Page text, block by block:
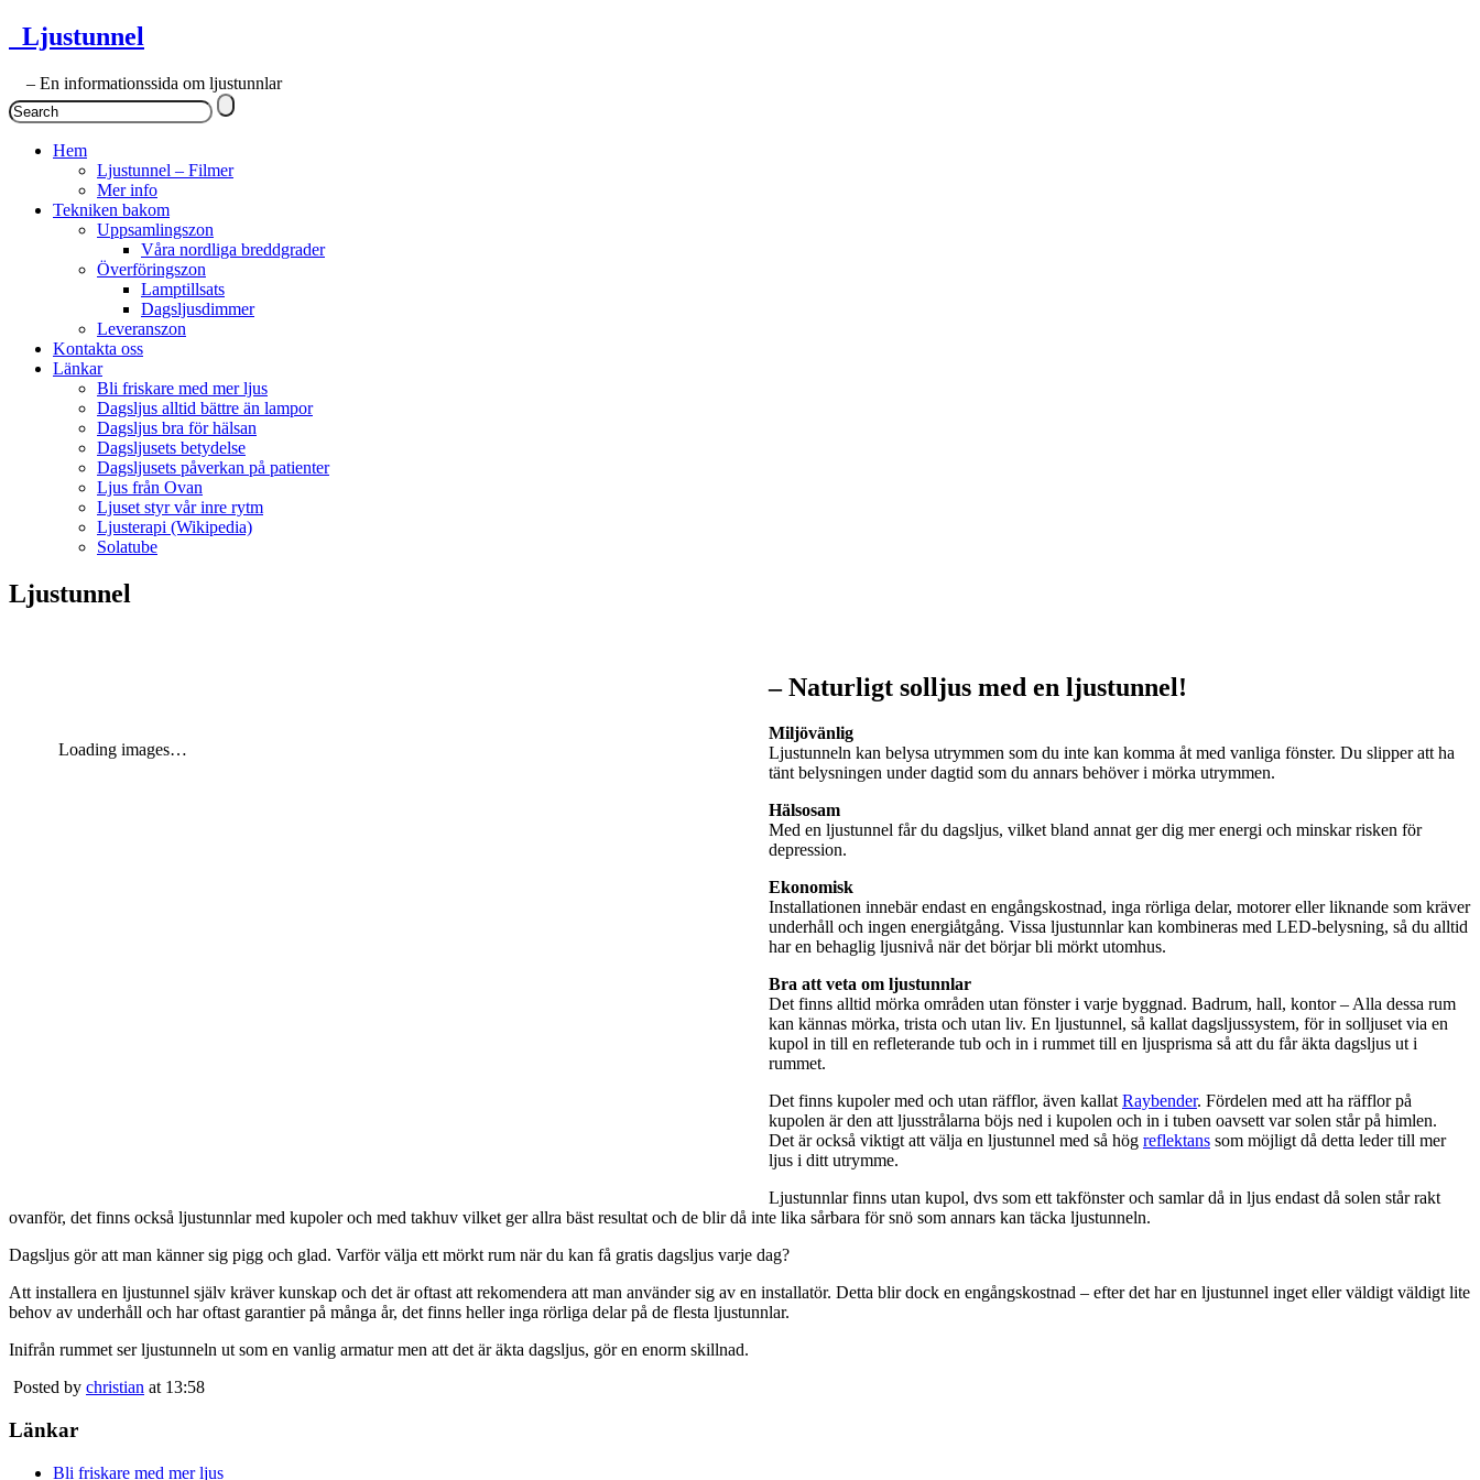
Ljustunnel
– En informationssida om ljustunnlar
Hem
Ljustunnel – Filmer
Mer info
Tekniken bakom
Uppsamlingszon
Våra nordliga breddgrader
Överföringszon
Lamptillsats
Dagsljusdimmer
Leveranszon
Kontakta oss
Länkar
Bli friskare med mer ljus
Dagsljus alltid bättre än lampor
Dagsljus bra för hälsan
Dagsljusets betydelse
Dagsljusets påverkan på patienter
Ljus från Ovan
Ljuset styr vår inre rytm
Ljusterapi (Wikipedia)
Solatube
Ljustunnel
Loading images…
– Naturligt solljus med en ljustunnel!
Miljövänlig
Ljustunneln kan belysa utrymmen som du inte kan komma åt med vanliga fönster. Du slipper att ha
tänt belysningen under dagtid som du annars behöver i mörka utrymmen.
Hälsosam
Med en ljustunnel får du dagsljus, vilket bland annat ger dig mer energi och minskar risken för
depression.
Ekonomisk
Installationen innebär endast en engångskostnad, inga rörliga delar, motorer eller liknande som kräver
underhåll och ingen energiåtgång. Vissa ljustunnlar kan kombineras med LED-belysning, så du alltid
har en behaglig ljusnivå när det börjar bli mörkt utomhus.
Bra att veta om ljustunnlar
Det finns alltid mörka områden utan fönster i varje byggnad. Badrum, hall, kontor – Alla dessa rum
kan kännas mörka, trista och utan liv. En ljustunnel, så kallat dagsljussystem, för in solljuset via en
kupol in till en refleterande tub och in i rummet till en ljusprisma så att du får äkta dagsljus ut i
rummet.
Det finns kupoler med och utan räfflor, även kallatRaybender. Fördelen med att ha räfflor på
kupolen är den att ljusstrålarna böjs ned i kupolen och in i tuben oavsett var solen står på himlen.
Det är också viktigt att välja en ljustunnel med så hög reflektans som möjligt då detta leder till mer
ljus i ditt utrymme.
Ljustunnlar finns utan kupol, dvs som ett takfönster och samlar då in ljus endast då solen står rakt
ovanför, det finns också ljustunnlar med kupoler och med takhuv vilket ger allra bäst resultat och de blir då inte lika sårbara för snö som annars kan täcka ljustunneln.
Dagsljus gör att man känner sig pigg och glad. Varför välja ett mörkt rum när du kan få gratis dagsljus varje dag?
Att installera en ljustunnel själv kräver kunskap och det är oftast att rekomendera att man använder sig av en installatör. Detta blir dock en engångskostnad – efter det har en ljustunnel inget eller väldigt väldigt lite
behov av underhåll och har oftast garantier på många år, det finns heller inga rörliga delar på de flesta ljustunnlar.
Inifrån rummet ser ljustunneln ut som en vanlig armatur men att det är äkta dagsljus, gör en enorm skillnad.
Posted by christian at 13:58
Länkar
Bli friskare med mer ljus